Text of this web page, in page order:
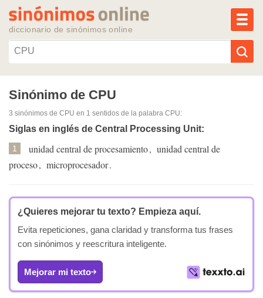
diccionario de sinónimos online
Reescribir texto con IA
Sinónimos populares
Temas populares
Sinónimo de CPU
3 sinónimos de CPU en 1 sentidos de la palabra CPU:
Siglas en inglés de Central Processing Unit:
1 unidad central de procesamiento, unidad central de
proceso, microprocesador.
¿Quieres mejorar tu texto? Empieza aquí.
Evita repeticiones, gana claridad y transforma tus frases
con sinónimos y reescritura inteligente.
Mejorar mi texto